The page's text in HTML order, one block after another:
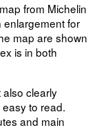
from Michelin
enlargement for
map are shown
is in both
clearly
to read.
and main